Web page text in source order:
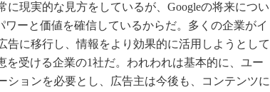
現実的な見方をしているが、Googleの将来につい
ーと価値を確信しているからだ。多くの企業がイ
告に移行し、情報をより効果的に活用しようとして
を受ける企業の1社だ。われわれは基本的に、ユー
ションを必要とし、広告主は今後も、コンテンツに